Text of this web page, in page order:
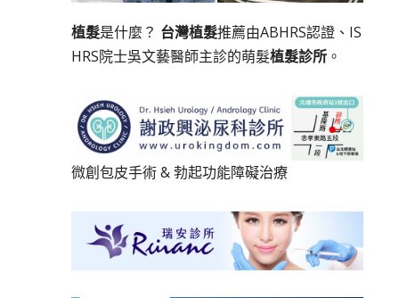
植髮是什麼？ 台灣植髮推薦由ABHRS認證、IS
HRS院士吳文藝醫師主診的萌髮植髮診所。
微創包皮手術&勃起功能障礙治療